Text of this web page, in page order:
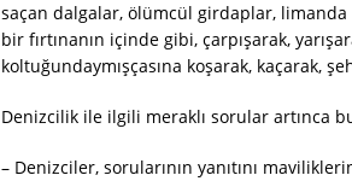
saçan dalgalar, ölümcül girdaplar, limanda
bir fırtınanın içinde gibi, çarpışarak,
koltuğundaymışçasına koşarak, kaçarak,
Denizcilik ile ilgili meraklı sorular artınca
– Denizciler, sorularının yanıtını